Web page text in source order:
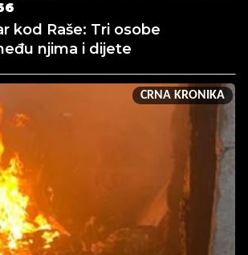
kod Raše: Tri osobe
njima i dijete
CRNA KRONIKA